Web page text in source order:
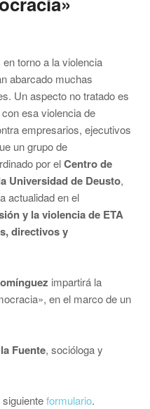
torno a la violencia
abarcado muchas
Un aspecto no tratado es
esa violencia de
empresarios, ejecutivos
un grupo de
por elCentro de
Universidad de Deusto,
actualidad en el
y la violencia de ETA
directivos y
impartirá la
en el marco de un
Fuente, socióloga y
formulario.